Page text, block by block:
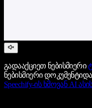
გადააქციეთ ნებისმიერი
ნებისმიერი
Speechify-ის ხმოვან AI